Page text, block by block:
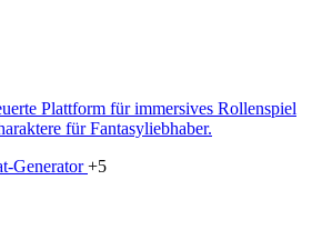
Plattform für immersives Rollenspiel
für Fantasyliebhaber.
Generator+5